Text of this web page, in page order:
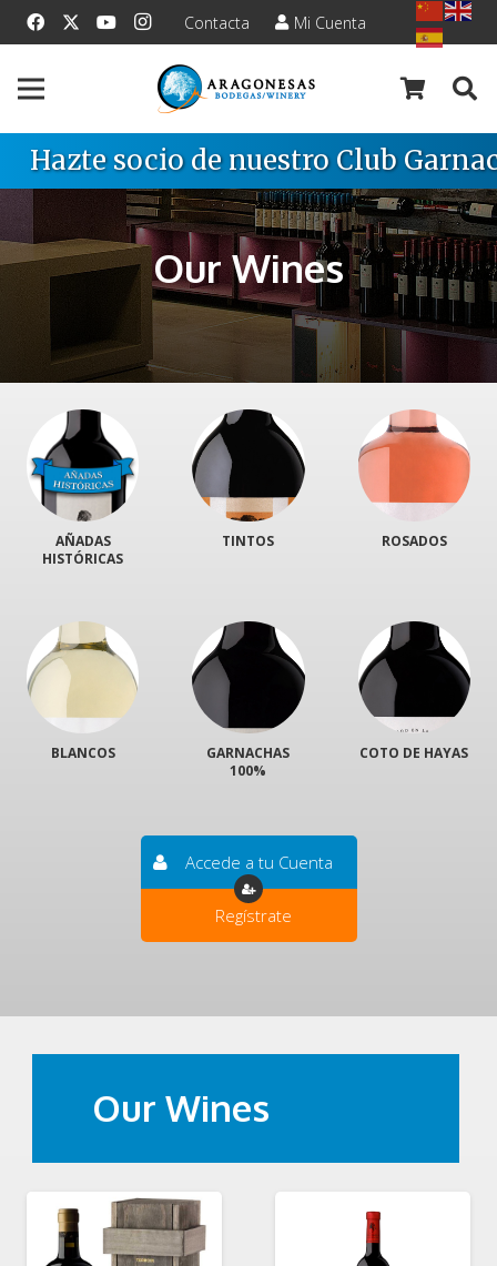
Contacta Mi Cuenta
Hazte socio de nuestro Club
Our Wines
AÑADAS
HISTÓRICAS
TINTOS ROSADOS
BLANCOS
GARNACHAS
100%
COTO DE HAYAS
Accede a tu Cuenta
Regístrate
Our Wines